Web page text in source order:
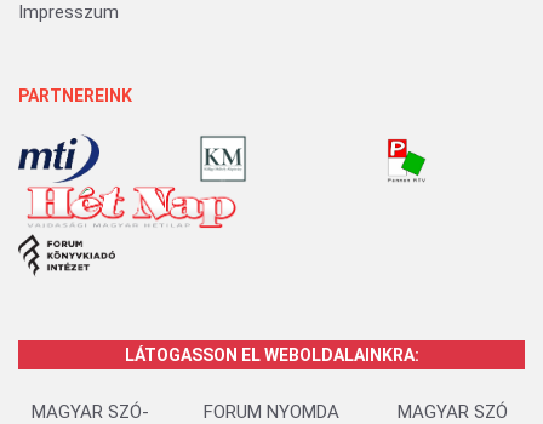
Impresszum
PARTNEREINK
LÁTOGASSON EL WEBOLDALAINKRA:
MAGYAR SZÓ-
FORUM NYOMDA
MAGYAR SZÓ